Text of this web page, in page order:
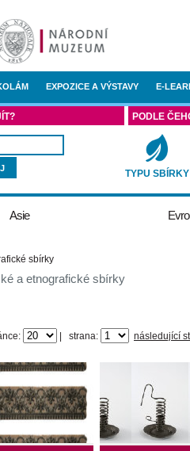
EXPOZICE A VÝSTAVY E-
PODLE
TYPU SBÍRKY
Asie
sbírky
a etnografické sbírky
strana: následující